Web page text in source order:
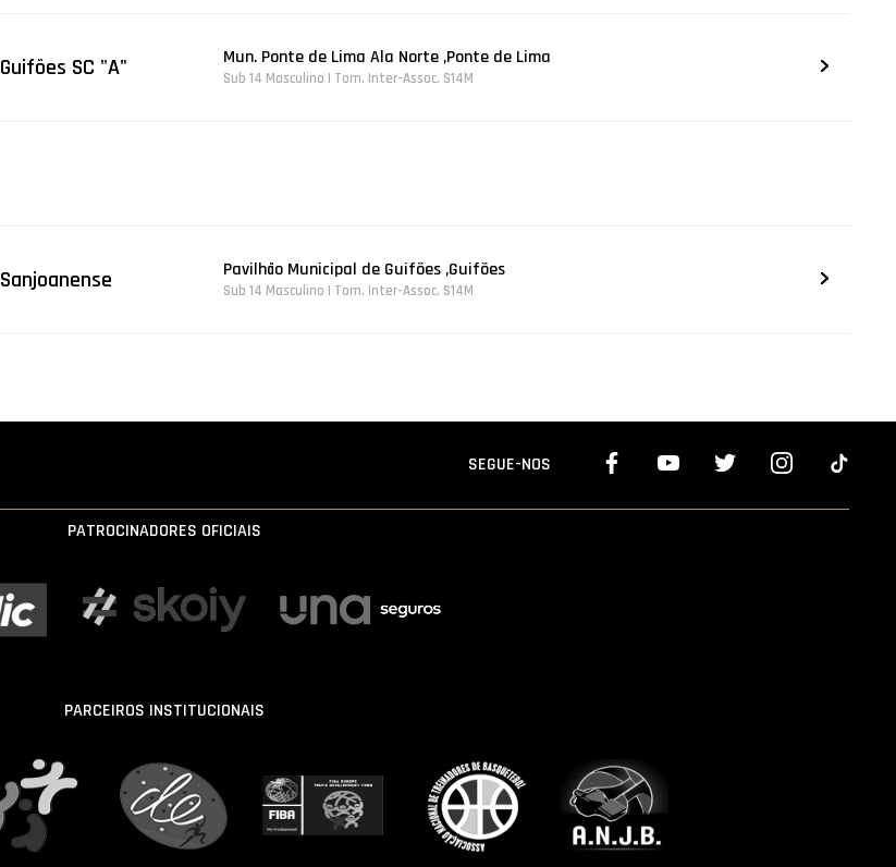
Guifões SC "A" Mun. Ponte de Lima Ala Norte ,Ponte de Lima
Sub 14 Masculino | Torn. Inter-Assoc. S14M
Sanjoanense Pavilhão Municipal de Guifões ,Guifões
Sub 14 Masculino | Torn. Inter-Assoc. S14M
SEGUE-NOS
PATROCINADORES OFICIAIS
PARCEIROS INSTITUCIONAIS